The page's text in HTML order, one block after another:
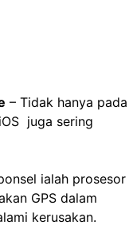
– Tidak hanya pada
juga sering
ialah prosesor
GPS dalam
kerusakan.